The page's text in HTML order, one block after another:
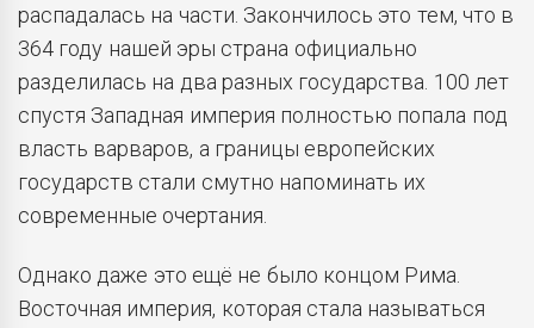
распадалась на части. Закончилось это тем, что в
364 году нашей эры страна официально
разделилась на два разных государства. 100 лет
спустя Западная империя полностью попала под
власть варваров, а границы европейских
государств стали смутно напоминать их
современные очертания.
Однако даже это ещё не было концом Рима.
Восточная империя, которая стала называться